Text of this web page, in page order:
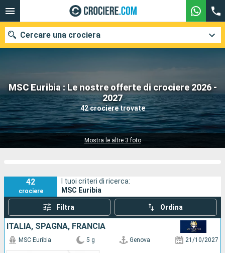
MSC Euribia : Le nostre offerte di crociere 2026 -
2027
42 crociere trovate
Mostra le altre 3 foto
Cercare una crociera
Le nostre destinazioni
Mesi di partenza
Compagnie
42
crociere
I tuoi criteri di ricerca:
MSC Euribia
Filtra Ordina
ITALIA, SPAGNA, FRANCIA
MSC Euribia 5 g Genova 21/10/2027